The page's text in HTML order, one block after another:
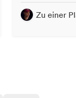
Zu einer